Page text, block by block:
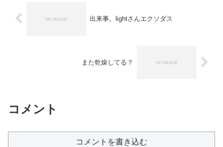
出来事。lightさんエクソダス
また乾燥してる？
コメント
コメントを書き込む